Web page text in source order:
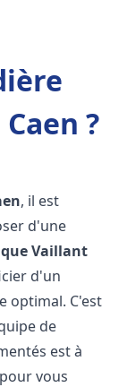
?
, il est
d'une
Vaillant
d'un
optimal. C'est
de
est à
vous